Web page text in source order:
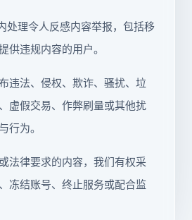
处理令人反感内容举报，包括移
供违规内容的用户。
违法、侵权、欺诈、骚扰、垃
虚假交易、作弊刷量或其他扰
行为。
法律要求的内容，我们有权采
冻结账号、终止服务或配合监